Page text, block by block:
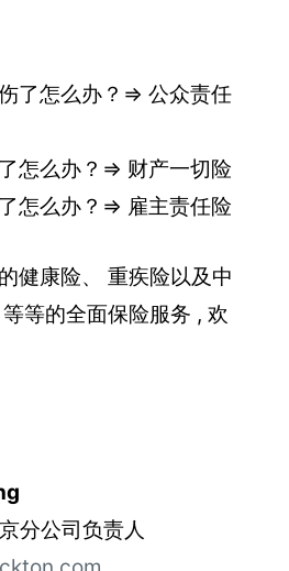
了怎么办？⇒ 公众责任
怎么办？⇒ 财产一切险
怎么办？⇒ 雇主责任险
健康险、 重疾险以及中
等的全面保险服务 , 欢
分公司负责人